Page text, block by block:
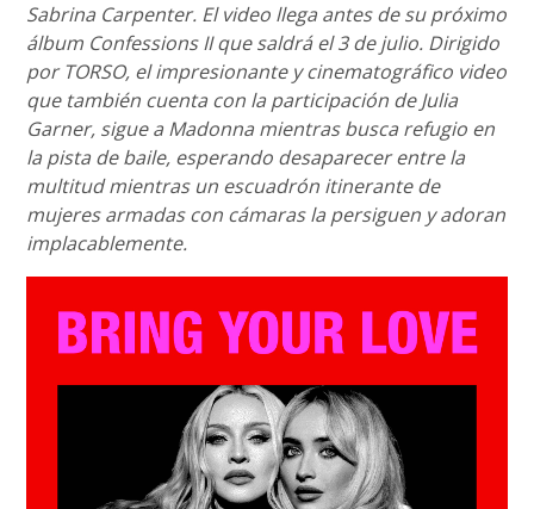
Sabrina Carpenter. El video llega antes de su próximo
álbum Confessions II que saldrá el 3 de julio. Dirigido
por TORSO, el impresionante y cinematográfico video
que también cuenta con la participación de Julia
Garner, sigue a Madonna mientras busca refugio en
la pista de baile, esperando desaparecer entre la
multitud mientras un escuadrón itinerante de
mujeres armadas con cámaras la persiguen y adoran
implacablemente.